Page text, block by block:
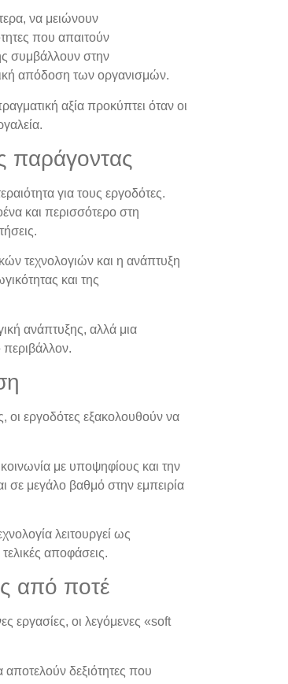
να μειώνουν
που απαιτούν
συμβάλλουν στην
απόδοση των οργανισμών.
αξία προκύπτει όταν οι
παράγοντας
για τους εργοδότες.
και περισσότερο στη
τεχνολογιών και η ανάπτυξη
και της
ανάπτυξης, αλλά μια
περιβάλλον.
οι εργοδότες εξακολουθούν να
με υποψηφίους και την
σε μεγάλο βαθμό στην εμπειρία
λειτουργεί ως
αποφάσεις.
από ποτέ
εργασίες, οι λεγόμενες «soft
δεξιότητες που